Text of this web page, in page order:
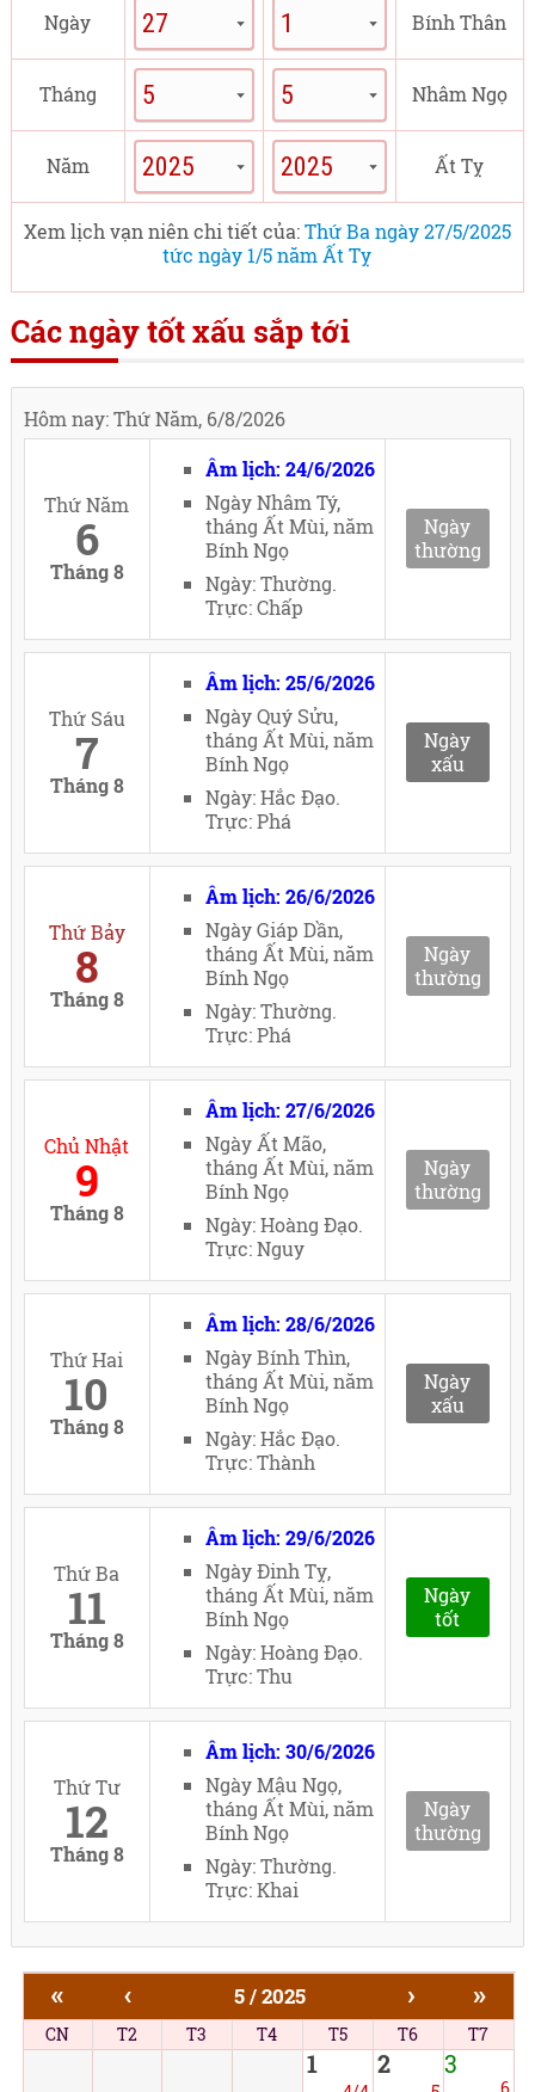
Ngày Bính Thân
Tháng Nhâm Ngọ
Năm Ất Tỵ
Xem lịch vạn niên chi tiết của:Thứ Ba ngày 27/5/2025
tức ngày 1/5 năm Ất Tỵ
Các ngày tốt xấu sắp tới
Hôm nay: Thứ Năm, 6/8/2026
Thứ Năm
6
Tháng 8
Âm lịch: 24/6/2026
Ngày Nhâm Tý,
tháng Ất Mùi, năm
Bính Ngọ
Ngày: Thường.
Trực: Chấp
Ngày
thường
Thứ Sáu
7
Tháng 8
Âm lịch: 25/6/2026
Ngày Quý Sửu,
tháng Ất Mùi, năm
Bính Ngọ
Ngày: Hắc Đạo.
Trực: Phá
Ngày
xấu
Thứ Bảy
8
Tháng 8
Âm lịch: 26/6/2026
Ngày Giáp Dần,
tháng Ất Mùi, năm
Bính Ngọ
Ngày: Thường.
Trực: Phá
Ngày
thường
Chủ Nhật
9
Tháng 8
Âm lịch: 27/6/2026
Ngày Ất Mão,
tháng Ất Mùi, năm
Bính Ngọ
Ngày: Hoàng Đạo.
Trực: Nguy
Ngày
thường
Thứ Hai
10
Tháng 8
Âm lịch: 28/6/2026
Ngày Bính Thìn,
tháng Ất Mùi, năm
Bính Ngọ
Ngày: Hắc Đạo.
Trực: Thành
Ngày
xấu
Thứ Ba
11
Tháng 8
Âm lịch: 29/6/2026
Ngày Đinh Tỵ,
tháng Ất Mùi, năm
Bính Ngọ
Ngày: Hoàng Đạo.
Trực: Thu
Ngày
tốt
Thứ Tư
12
Tháng 8
Âm lịch: 30/6/2026
Ngày Mậu Ngọ,
tháng Ất Mùi, năm
Bính Ngọ
Ngày: Thường.
Trực: Khai
Ngày
thường
« ‹ 5 / 2025 › »
CN T2 T3 T4 T5 T6 T7
1 2 3